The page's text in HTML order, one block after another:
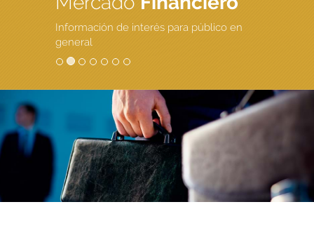
Información de interés para público en
general